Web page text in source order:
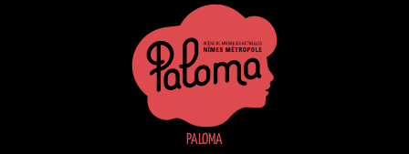
PALOMA